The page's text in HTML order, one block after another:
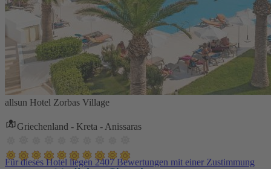
allsun Hotel Zorbas Village
Griechenland - Kreta - Anissaras
Für dieses Hotel liegen 2407 Bewertungen mit einer Zustimmung